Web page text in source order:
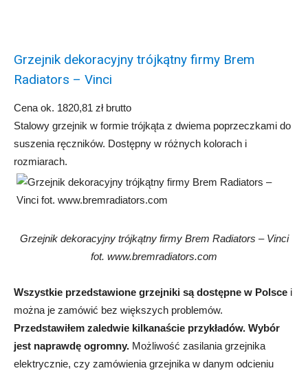
Grzejnik dekoracyjny trójkątny firmy Brem
Radiators – Vinci
Cena ok. 1820,81 zł brutto
Stalowy grzejnik w formie trójkąta z dwiema poprzeczkami do
suszenia ręczników. Dostępny w różnych kolorach i
rozmiarach.
Grzejnik dekoracyjny trójkątny firmy Brem Radiators – Vinci
fot. www.bremradiators.com
Wszystkie przedstawione grzejniki są dostępne w Polsce i
można je zamówić bez większych problemów.
Przedstawiłem zaledwie kilkanaście przykładów. Wybór
jest naprawdę ogromny. Możliwość zasilania grzejnika
elektrycznie, czy zamówienia grzejnika w danym odcieniu